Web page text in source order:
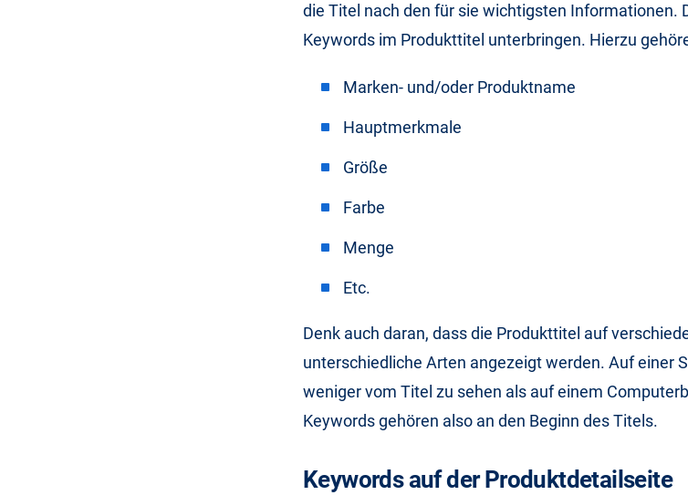
die Titel nach den für sie wichtigsten Informationen.
Keywords im Produkttitel unterbringen. Hierzu
Marken- und/oder Produktname
Hauptmerkmale
Größe
Farbe
Menge
Etc.
Denk auch daran, dass die Produkttitel auf
unterschiedliche Arten angezeigt werden. Auf einer
weniger vom Titel zu sehen als auf einem
Keywords gehören also an den Beginn des Titels.
Keywords auf der Produktdetailseite